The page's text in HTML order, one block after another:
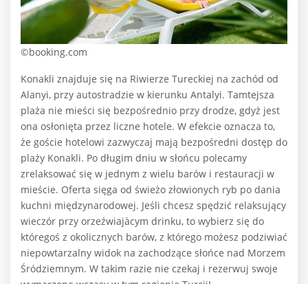
©booking.com
Konakli znajduje się na Riwierze Tureckiej na zachód od
Alanyi, przy autostradzie w kierunku Antalyi. Tamtejsza
plaża nie mieści się bezpośrednio przy drodze, gdyż jest
ona osłonięta przez liczne hotele. W efekcie oznacza to,
że goście hotelowi zazwyczaj mają bezpośredni dostęp do
plaży Konakli. Po długim dniu w słońcu polecamy
zrelaksować się w jednym z wielu barów i restauracji w
mieście. Oferta sięga od świeżo złowionych ryb po dania
kuchni międzynarodowej. Jeśli chcesz spędzić relaksujący
wieczór przy orzeźwiajàcym drinku, to wybierz się do
któregoś z okolicznych barów, z którego możesz podziwiać
niepowtarzalny widok na zachodzące słońce nad Morzem
Śródziemnym. W takim razie nie czekaj i rezerwuj swoje